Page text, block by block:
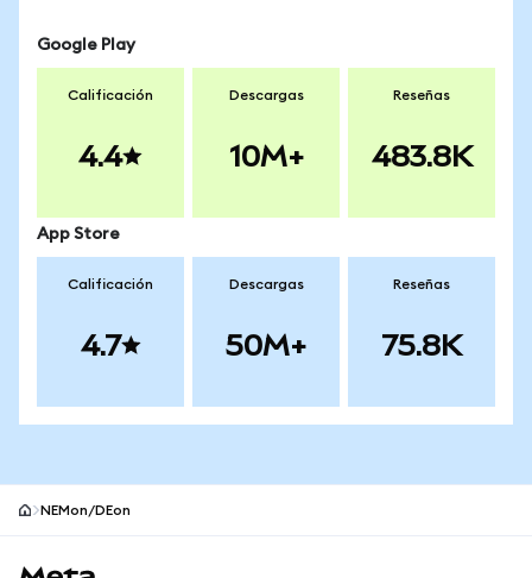
Google Play
Calificación
4.4
Descargas
10M+
Reseñas
483.8K
App Store
Calificación
4.7
Descargas
50M+
Reseñas
75.8K
NEMon/DEon